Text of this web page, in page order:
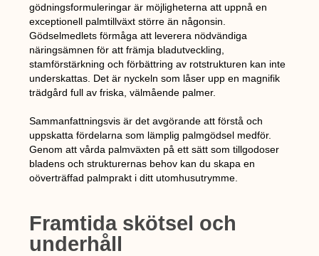
gödningsformuleringar är möjligheterna att uppnå en
exceptionell palmtillväxt större än någonsin.
Gödselmedlets förmåga att leverera nödvändiga
näringsämnen för att främja bladutveckling,
stamförstärkning och förbättring av rotstrukturen kan inte
underskattas. Det är nyckeln som låser upp en magnifik
trädgård full av friska, välmående palmer.
Sammanfattningsvis är det avgörande att förstå och
uppskatta fördelarna som lämplig palmgödsel medför.
Genom att vårda palmväxten på ett sätt som tillgodoser
bladens och strukturernas behov kan du skapa en
oöverträffad palmprakt i ditt utomhusutrymme.
Framtida skötsel och
underhåll